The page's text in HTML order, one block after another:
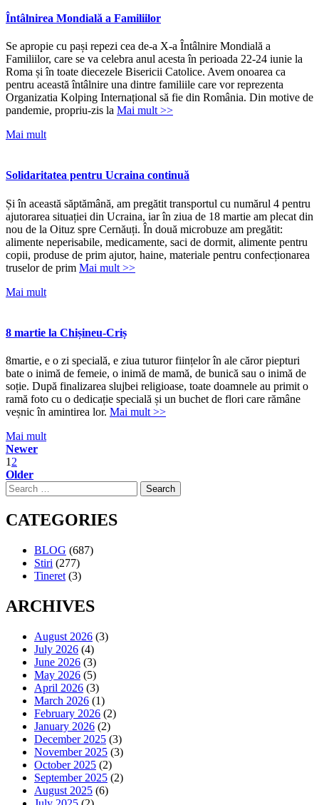
Întâlnirea Mondială a Familiilor
Se apropie cu pași repezi cea de-a X-a Întâlnire Mondială a
Familiilor, care se va celebra anul acesta în perioada 22-24 iunie la
Roma și în toate diecezele Bisericii Catolice. Avem onoarea ca
pentru această întâlnire una dintre familiile care vor reprezenta
Organizatia Kolping Internațional să fie din România. Din motive de
pandemie, propriu-zis la Mai mult >>
Mai mult
Solidaritatea pentru Ucraina continuă
Și în această săptămână, am pregătit transportul cu numărul 4 pentru
ajutorarea situației din Ucraina, iar în ziua de 18 martie am plecat din
nou de la Oituz spre Cernăuți. În două microbuze am pregătit:
alimente neperisabile, medicamente, saci de dormit, alimente pentru
copii, produse de prim ajutor, haine, materiale pentru confecționarea
truselor de prim Mai mult >>
Mai mult
8 martie la Chișineu-Criș
8martie, e o zi specială, e ziua tuturor ființelor în ale căror piepturi
bate o inimă de femeie, o inimă de mamă, de bunică sau o inimă de
soție. După finalizarea slujbei religioase, toate doamnele au primit o
ramă foto cu o dedicație specială și un buchet de flori care rămâne
veșnic în amintirea lor. Mai mult >>
Mai mult
Newer
1 2
Older
Search
for:
CATEGORIES
BLOG (687)
Stiri (277)
Tineret (3)
ARCHIVES
August 2026 (3)
July 2026 (4)
June 2026 (3)
May 2026 (5)
April 2026 (3)
March 2026 (1)
February 2026 (2)
January 2026 (2)
December 2025 (3)
November 2025 (3)
October 2025 (2)
September 2025 (2)
August 2025 (6)